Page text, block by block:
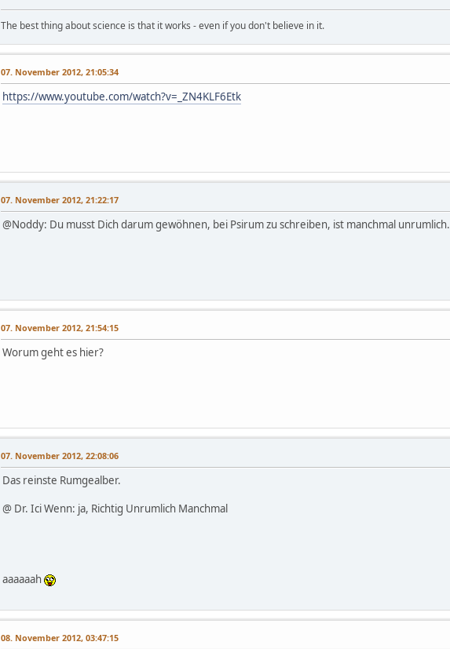
The best thing about science is that it works - even if you don't believe in it.
07. November 2012, 21:05:34
https://www.youtube.com/watch?v=_ZN4KLF6Etk
07. November 2012, 21:22:17
@Noddy: Du musst Dich darum gewöhnen, bei Psirum zu schreiben, ist manchmal unrumlich.
07. November 2012, 21:54:15
Worum geht es hier?
07. November 2012, 22:08:06
Das reinste Rumgealber.
@ Dr. Ici Wenn: ja, Richtig Unrumlich Manchmal
aaaaaah
08. November 2012, 03:47:15